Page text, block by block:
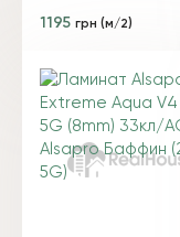
1195 грн (м/2)